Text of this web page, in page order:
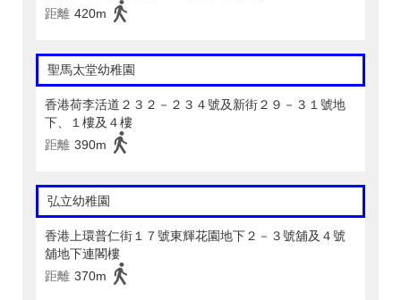
距離 420m
聖馬太堂幼稚園
香港荷李活道２３２－２３４號及新街２９－３１號地
下、１樓及４樓
距離 390m
弘立幼稚園
香港上環普仁街１７號東輝花園地下２－３號舖及４號
舖地下連閣樓
距離 370m